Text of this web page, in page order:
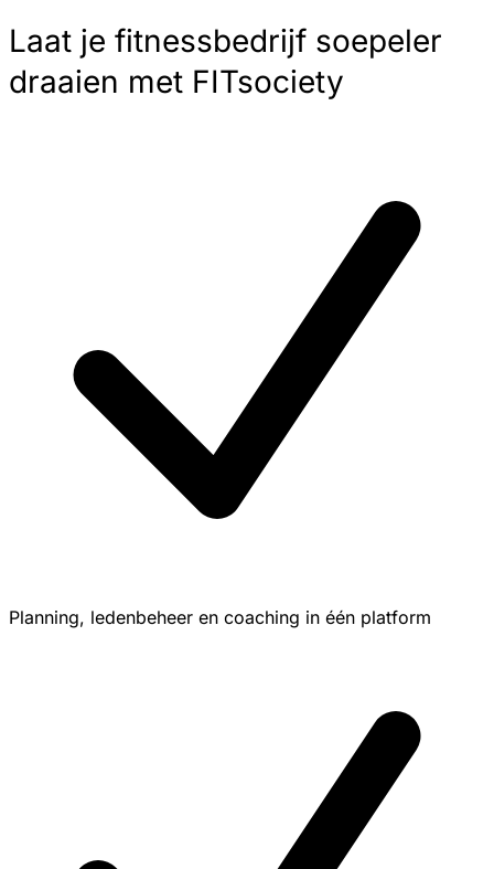
Laat je fitnessbedrijf soepeler
draaien met FITsociety
Planning, ledenbeheer en coaching in één platform